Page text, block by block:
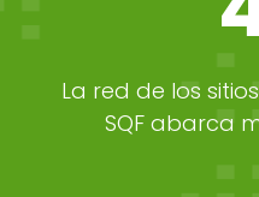
La red de los
SQF abarca